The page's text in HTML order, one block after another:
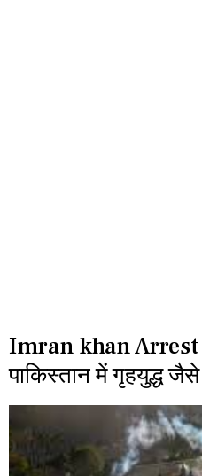
Imran khan Arrest
पाकिस्तान में गृहयुद्ध